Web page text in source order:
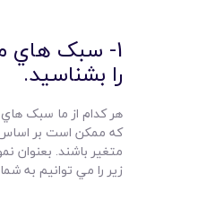
1- سبک هاي
را بشناسيد.
هر کدام از ما سبک
که ممکن است بر
متغير باشند. بعنوان
زير را مي توانيم به